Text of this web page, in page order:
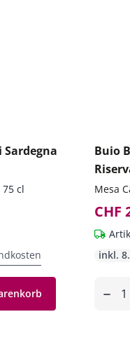
75 cl
Buio
Mesa
CHF
inkl.